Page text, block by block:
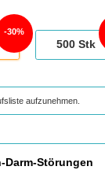
30%
500Stk
aufzunehmen.
Störungen